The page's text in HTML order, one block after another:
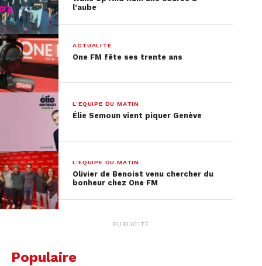
l’aube
ACTUALITÉ
One FM fête ses trente ans
L'EQUIPE DU MATIN
Élie Semoun vient piquer Genève
L'EQUIPE DU MATIN
Olivier de Benoist venu chercher du
bonheur chez One FM
PUBLICITÉ
Populaire